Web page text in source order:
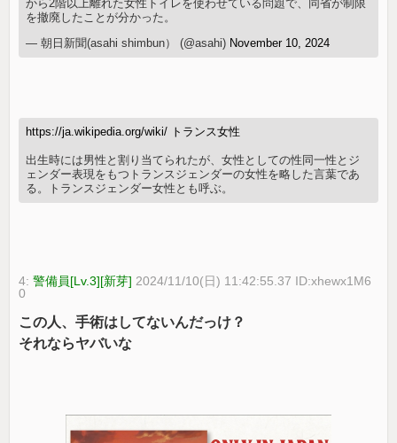
から2階以上離れた女性トイレを使わせている問題で、同省が制限
を撤廃したことが分かった。
— 朝日新聞(asahi shimbun） (@asahi) November 10, 2024
https://ja.wikipedia.org/wiki/ トランス女性
出生時には男性と割り当てられたが、女性としての性同一性とジ
ェンダー表現をもつトランスジェンダーの女性を略した言葉であ
る。トランスジェンダー女性とも呼ぶ。
4:警備員[Lv.3][新芽] 2024/11/10(日) 11:42:55.37 ID:xhewx1M6
0
この人、手術はしてないんだっけ？
それならヤバいな